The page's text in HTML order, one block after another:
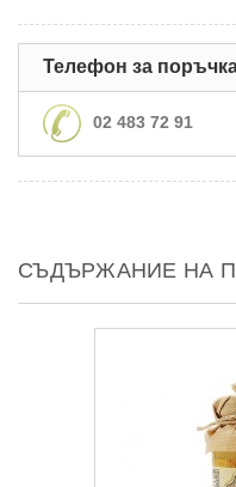
Телефон за
02 483 72 91
СЪДЪРЖАНИЕ НА